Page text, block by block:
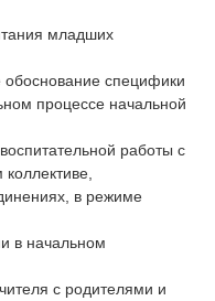
младших
обоснование специфики
процессе начальной
работы с
в режиме
в начальном
с родителями и